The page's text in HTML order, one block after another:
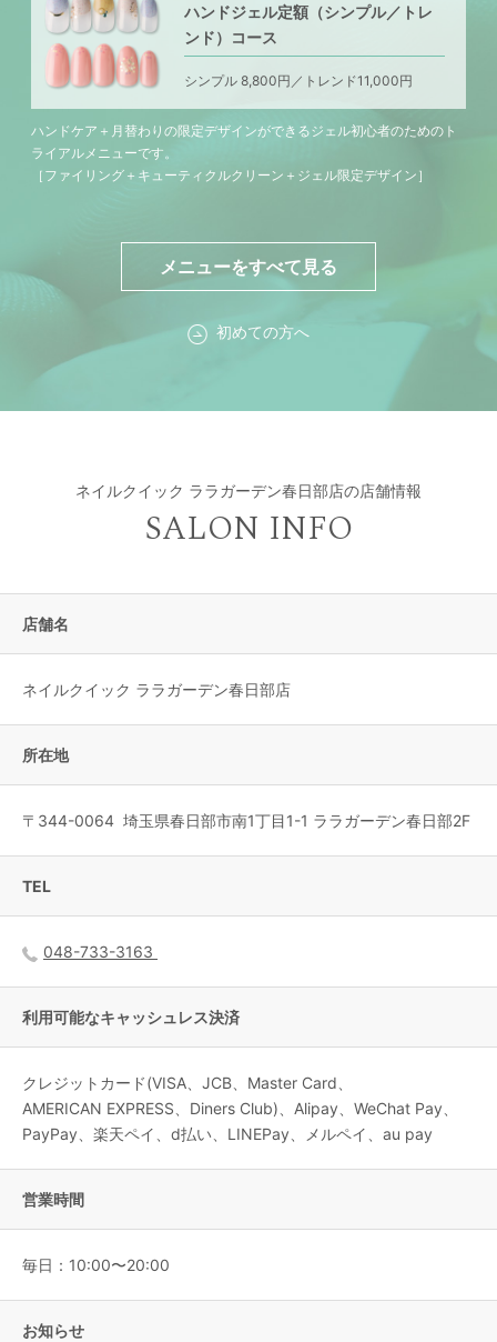
ハンドジェル定額（シンプル／トレ
ンド）コース
シンプル 8,800円／トレンド11,000円
ハンドケア＋月替わりの限定デザインができるジェル初心者のためのト
ライアルメニューです。
［ファイリング＋キューティクルクリーン＋ジェル限定デザイン］
メニューをすべて見る
初めての方へ
ネイルクイック ララガーデン春日部店の店舗情報
SALON INFO
店舗名
ネイルクイック ララガーデン春日部店
所在地
〒 344-0064 埼玉県春日部市南1丁目1-1 ララガーデン春日部2F
TEL
048-733-3163
利用可能なキャッシュレス決済
クレジットカード(VISA、JCB、Master Card、
AMERICAN EXPRESS、Diners Club)、Alipay、WeChat Pay、
PayPay、楽天ペイ、d払い、LINEPay、メルペイ、au pay
営業時間
毎日：10:00〜20:00
お知らせ